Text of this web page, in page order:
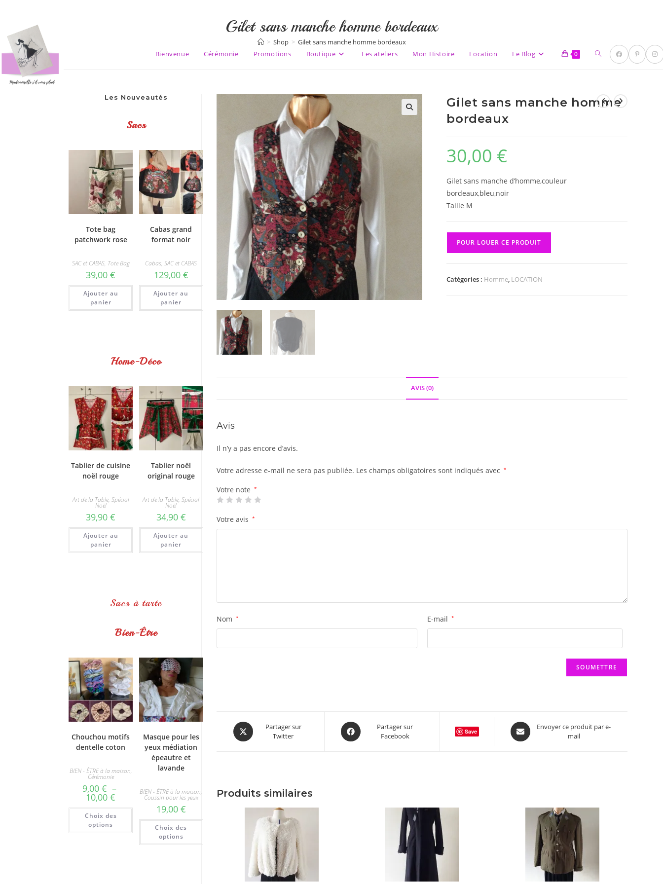
content
Bienvenue Cérémonie Promotions Boutique Les ateliers Mon Histoire Location Le Blog 0 Toggle
Gilet sans manche homme bordeaux
> Shop > Gilet sans manche homme bordeaux
Gilet sans manche homme
bordeaux
30,00 €
Gilet sans manche d’homme,couleur
bordeaux,bleu,noir
Taille M
POUR LOUER CE PRODUIT
Catégories : Homme, LOCATION
AVIS (0)
Avis
Il n’y a pas encore d’avis.
Votre adresse e-mail ne sera pas publiée. Les champs obligatoires sont indiqués avec *
Votre note *
Votre avis *
Nom * E-mail *
Opens
in
Partager sur
Twitter
Opens
in
Partager sur
Facebook
Save
Opens
in
Envoyer ce produit par e-
mail
Produits similaires
Les Nouveautés
Sacs
Tote bag
patchwork rose
SAC et CABAS, Tote Bag
39,00€
Ajouter au
panier
Cabas grand
format noir
Cabas,SAC et CABAS
129,00 €
Ajouter au
panier
Home-Déco
Tablier de cuisine
noël rouge
Art de la Table, Spécial
Noël
39,90€
Ajouter au
panier
Tablier noël
original rouge
Art de la Table,Spécial
Noël
34,90 €
Ajouter au
panier
Sacs à tarte
Bien-Être
Chouchou motifs
dentelle coton
BIEN - ÊTRE à la maison,
Cérémonie
9,00€ –
10,00€
prix :
9,00 €
10,00 €
Choix des
options
Ce
produit
plusieurs
variations.
Les
Masque pour les
yeux médiation
épeautre et
lavande
BIEN - ÊTRE à la maison,
Coussin pour les yeux
19,00 €
Choix des
options
Ce
plusieurs